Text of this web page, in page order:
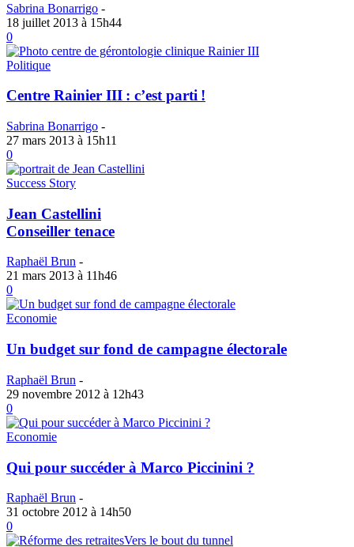
Sabrina Bonarrigo -
18 juillet 2013 à 15h44
0
Politique
Centre Rainier III : c’est parti !
Sabrina Bonarrigo -
27 mars 2013 à 15h11
0
Success Story
Jean Castellini
Conseiller tenace
Raphaël Brun -
21 mars 2013 à 11h46
0
Economie
Un budget sur fond de campagne électorale
Raphaël Brun -
29 novembre 2012 à 12h43
0
Economie
Qui pour succéder à Marco Piccinini ?
Raphaël Brun -
31 octobre 2012 à 14h50
0